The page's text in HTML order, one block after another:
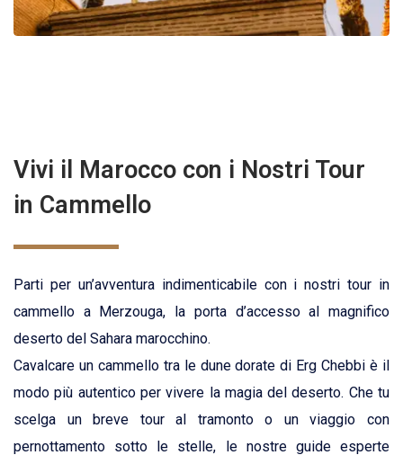
Vivi il Marocco con i Nostri Tour
in Cammello
Parti per un’avventura indimenticabile con i nostri tour in
cammello a Merzouga, la porta d’accesso al magnifico
deserto del Sahara marocchino.
Cavalcare un cammello tra le dune dorate di Erg Chebbi è il
modo più autentico per vivere la magia del deserto. Che tu
scelga un breve tour al tramonto o un viaggio con
pernottamento sotto le stelle, le nostre guide esperte